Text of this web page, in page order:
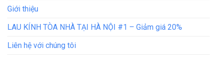
Giới thiệu
LAU KÍNH TÒA NHÀ TẠI HÀ NỘI #1 – Giảm giá 20%
Liên hệ với chúng tôi